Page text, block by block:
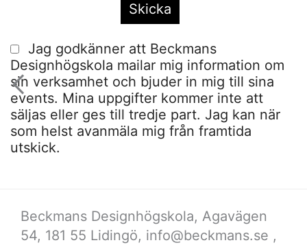
Jag godkänner att Beckmans
Designhögskola mailar mig information om
sin verksamhet och bjuder in mig till sina
events. Mina uppgifter kommer inte att
säljas eller ges till tredje part. Jag kan när
som helst avanmäla mig från framtida
utskick.
Beckmans Designhögskola, Agavägen
54, 181 55 Lidingö, info@beckmans.se ,